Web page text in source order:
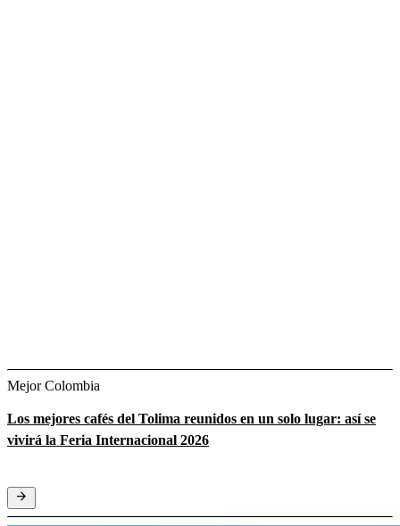
Mejor Colombia
Los mejores cafés del Tolima reunidos en un solo lugar: así se
vivirá la Feria Internacional 2026